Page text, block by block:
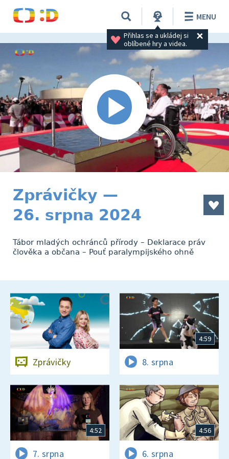
Přihlas se a ukládej si
oblíbené hry a videa.
MENU
Zprávičky —
26. srpna 2024
Tábor mladých ochránců přírody – Deklarace práv
člověka a občana – Pouť paralympijského ohně
Zprávičky
4:59
8. srpna
4:52
7. srpna
4:56
6. srpna